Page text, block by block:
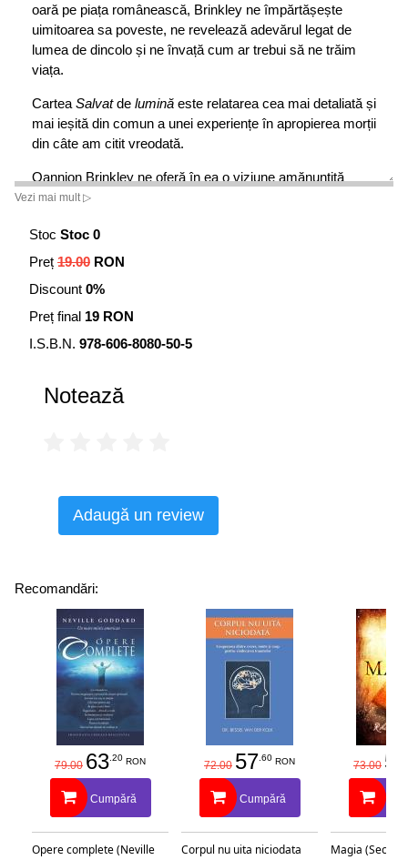
oară pe piața românească, Brinkley ne împărtășește
uimitoarea sa poveste, ne revelează adevărul legat de
lumea de dincolo și ne învață cum ar trebui să ne trăim
viața.
Cartea Salvatde lumină este relatarea cea mai detaliată și
mai ieșită din comun a unei experiențe în apropierea morții
din câte am citit vreodată.
Oannion Brinkley ne oferă în ea o viziune amănunțită
referitoare la viața din lumea de dincolo, dar mai ales la
dimensiune fizică. Imposibil de trecut cu vederea,
povestea lui Brinkley reprezintă un tribut adus spiritului
Dr. Melvin Morse, autorul cărții
Vezi mai mult ▷
Stoc Stoc 0
Preț 19.00 RON
Discount 0%
Preț final 19 RON
I.S.B.N. 978-606-8080-50-5
Notează
Adaugă un review
Recomandări:
79.00 63.20 RON
Cumpără
Opere complete (Neville
72.00 57.60 RON
Cumpără
Corpul nu uita niciodata
73.00 58
Magia